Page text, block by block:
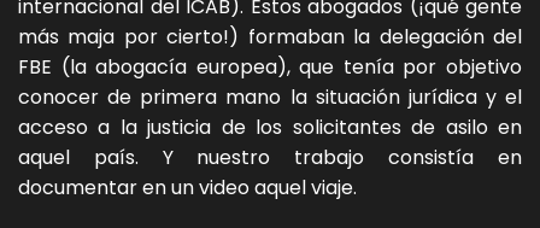
internacional del ICAB). Estos abogados (¡qué gente
más maja por cierto!) formaban la delegación del
FBE (la abogacía europea), que tenía por objetivo
conocer de primera mano la situación jurídica y el
acceso a la justicia de los solicitantes de asilo en
aquel país. Y nuestro trabajo consistía en
documentar en un video aquel viaje.